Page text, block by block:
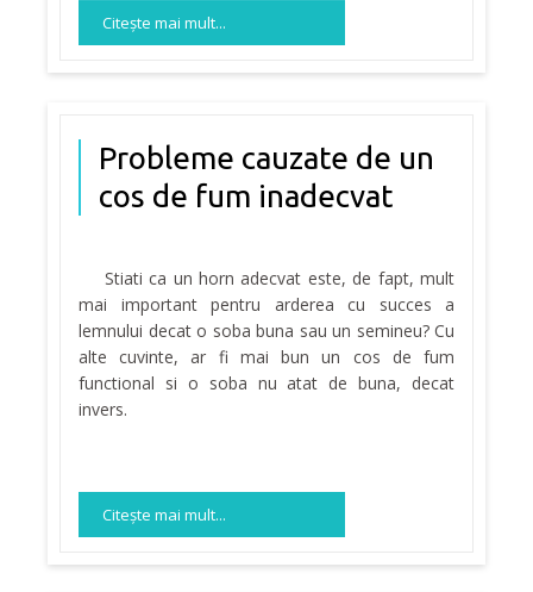
Citeşte mai mult...
Probleme cauzate de un
cos de fum inadecvat
Stiati ca un horn adecvat este, de fapt, mult
mai important pentru arderea cu succes a
lemnului decat o soba buna sau un semineu? Cu
alte cuvinte, ar fi mai bun un cos de fum
functional si o soba nu atat de buna, decat
invers.
Citeşte mai mult...